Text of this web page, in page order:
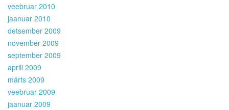
veebruar 2010
jaanuar 2010
detsember 2009
november 2009
september 2009
aprill 2009
märts 2009
veebruar 2009
jaanuar 2009